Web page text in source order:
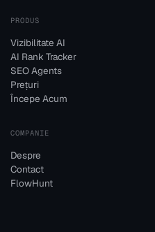
PRODUS
Vizibilitate AI
AI Rank Tracker
SEO Agents
Prețuri
Începe Acum
COMPANIE
Despre
Contact
FlowHunt